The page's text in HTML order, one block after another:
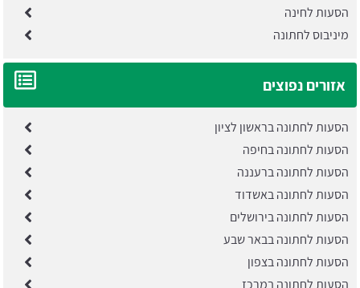
הסעות לחינה
מיניבוס לחתונה
אזורים נפוצים
הסעות לחתונה בראשון לציון
הסעות לחתונה בחיפה
הסעות לחתונה ברעננה
הסעות לחתונה באשדוד
הסעות לחתונה בירושלים
הסעות לחתונה בבאר שבע
הסעות לחתונה בצפון
הסעות לחתונה במרכז